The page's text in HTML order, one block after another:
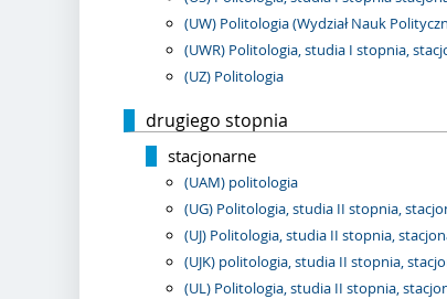
(UW) Politologia (Wydział Nauk
(UWR) Politologia, studia I stopnia,
(UZ) Politologia
drugiego stopnia
stacjonarne
(UAM) politologia
(UG) Politologia, studia II stopnia,
(UJ) Politologia, studia II stopnia,
(UJK) politologia, studia II stopnia,
(UL) Politologia, studia II stopnia,